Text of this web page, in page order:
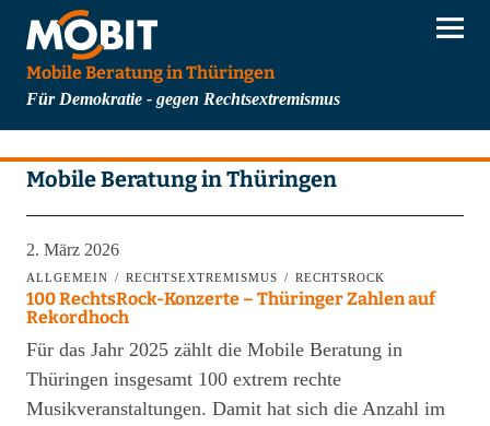
Mobile Beratung in Thüringen
Für Demokratie - gegen Rechtsextremismus
Mobile Beratung in Thüringen
2. März 2026
ALLGEMEIN RECHTSEXTREMISMUS RECHTSROCK
100 RechtsRock-Konzerte – Thüringer Zahlen auf
Rekordhoch
Für das Jahr 2025 zählt die Mobile Beratung in
Thüringen insgesamt 100 extrem rechte
Musikveranstaltungen. Damit hat sich die Anzahl im